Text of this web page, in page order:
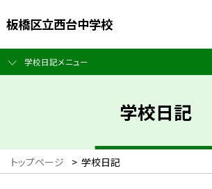
板橋区立西台中学校
学校日記メニュー
学校日記
トップページ > 学校日記